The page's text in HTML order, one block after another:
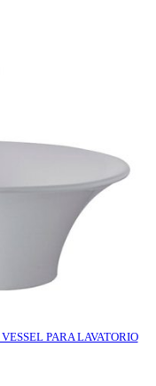
PARA LAVATORIO